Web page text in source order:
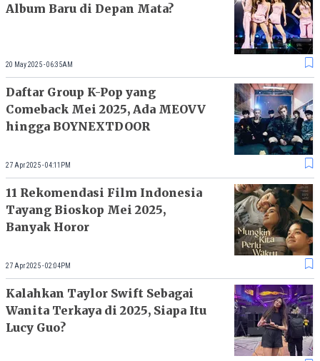
Album Baru di Depan Mata?
20 May 2025 - 06:35AM
Daftar Group K-Pop yang
Comeback Mei 2025, Ada MEOVV
hingga BOYNEXTDOOR
27 Apr 2025 - 04:11PM
11 Rekomendasi Film Indonesia
Tayang Bioskop Mei 2025,
Banyak Horor
27 Apr 2025 - 02:04PM
Kalahkan Taylor Swift Sebagai
Wanita Terkaya di 2025, Siapa Itu
Lucy Guo?